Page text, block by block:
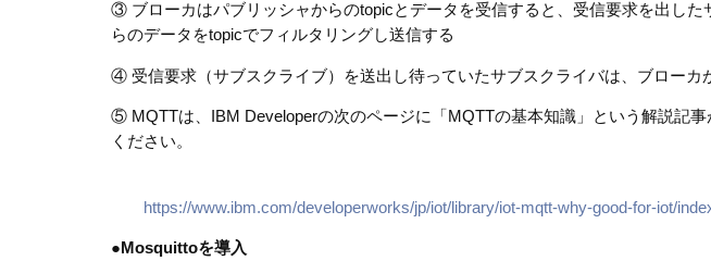
③ ブローカはパブリッシャからのtopicとデータを受信すると、受信要求を出し
らのデータをtopicでフィルタリングし送信する
④ 受信要求（サブスクライブ）を送出し待っていたサブスクライバは、ブローカ
⑤ MQTTは、IBM Developerの次のページに「MQTTの基本知識」という解説記
ください。
https://www.ibm.com/developerworks/jp/iot/library/iot-mqtt-why-good-for-iot/
●Mosquittoを導入